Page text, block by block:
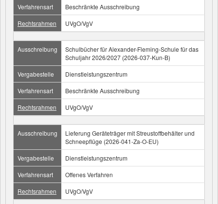
Verfahrensart
Beschränkte Ausschreibung
Rechtsrahmen
UVgO/VgV
Ausschreibung
Schulbücher für Alexander-Fleming-Schule für das
Schuljahr 2026/2027 (2026-037-Kun-B)
Vergabestelle
Dienstleistungszentrum
Verfahrensart
Beschränkte Ausschreibung
Rechtsrahmen
UVgO/VgV
Ausschreibung
Lieferung Geräteträger mit Streustoffbehälter und
Schneepflüge (2026-041-Za-O-EU)
Vergabestelle
Dienstleistungszentrum
Verfahrensart
Offenes Verfahren
Rechtsrahmen
UVgO/VgV